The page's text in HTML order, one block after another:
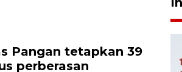
Pangan tetapkan 39
perberasan